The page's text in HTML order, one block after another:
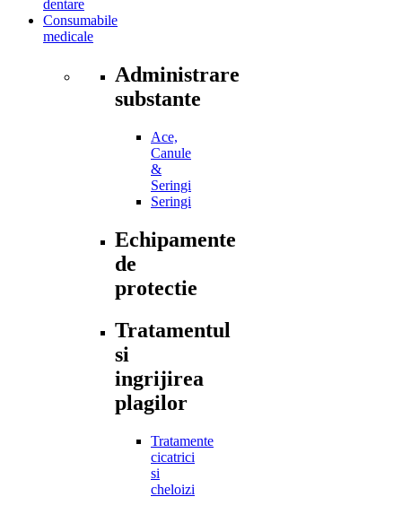
dentare
Consumabile
medicale
Administrare
substante
Ace,
Canule
&
Seringi
Seringi
Echipamente
de
protectie
Tratamentul
si
ingrijirea
plagilor
Tratamente
cicatrici
si
cheloizi